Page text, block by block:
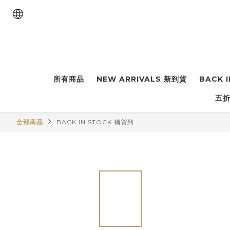
所有商品 NEW ARRIVALS 新到貨 BACK
五
全部商品 BACK IN STOCK 補貨到